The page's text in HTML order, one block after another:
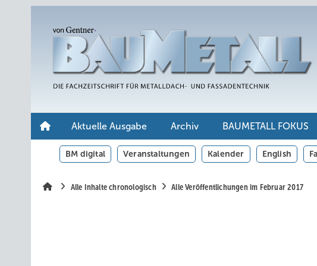
Aktuelle Ausgabe Archiv BAUMETALL FOKUS
BM digital Veranstaltungen Kalender English
Alle Inhalte chronologisch Alle Veröffentlichungen im Februar 2017